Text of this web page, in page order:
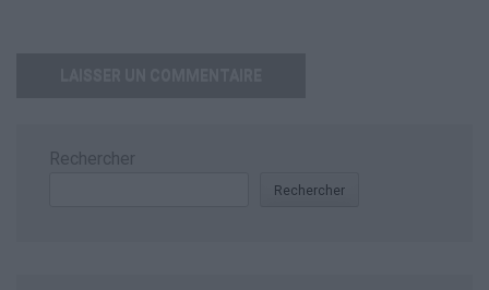
Rechercher
Rechercher